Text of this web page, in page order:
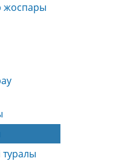
жоспары